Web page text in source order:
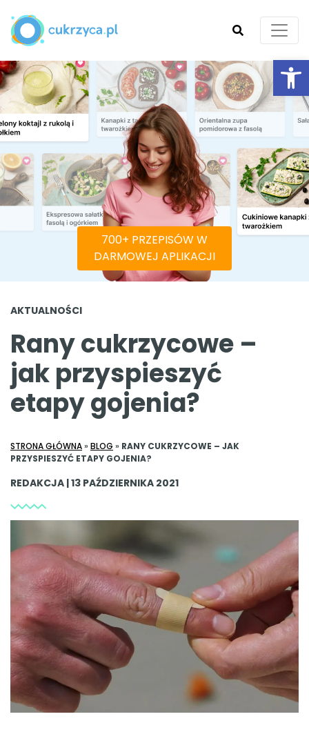
SZUKAJ
700+ PRZEPISÓW W
DARMOWEJ APLIKACJI
AKTUALNOŚCI
Rany cukrzycowe –
jak przyspieszyć
etapy gojenia?
STRONA GŁÓWNA» BLOG » RANY CUKRZYCOWE – JAK
PRZYSPIESZYĆ ETAPY GOJENIA?
REDAKCJA | 13 PAŹDZIERNIKA 2021